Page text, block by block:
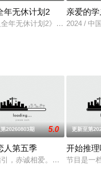
站 2025
年无休计划2
全年无休计划2》是芒果TV会
亲爱的
2024 / 中
！厨神级的美味将持续上演
20260803期 5.0
人第五季
，赤诚相爱。第五季将讲述
更新至第
开始推
节目是一